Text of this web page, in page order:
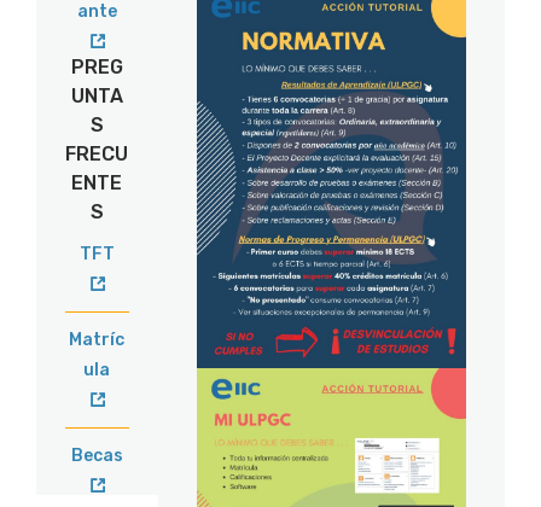
ante
PREG
UNTA
S
FRECU
ENTE
S
TFT
Matríc
ula
Becas